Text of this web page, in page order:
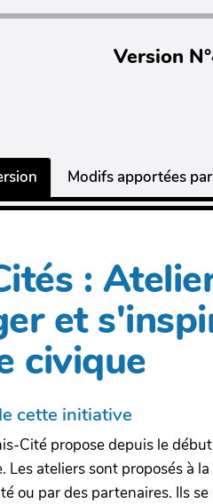
Version
Modifs apportées
:
et
civique
cette initiative
Cité propose depuis le
Les ateliers sont proposés à
ou par des partenaires. Ils